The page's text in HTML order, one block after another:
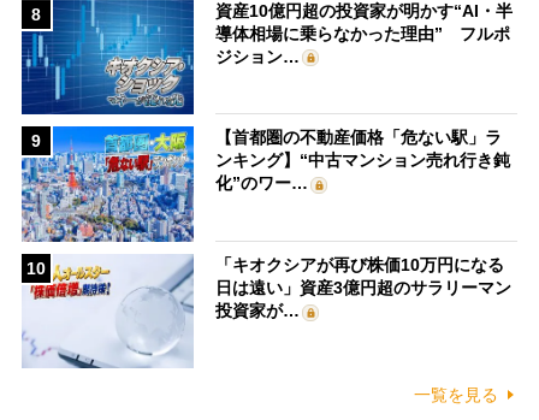
8
資産10億円超の投資家が明かす“AI・半
導体相場に乗らなかった理由” フルポ
ジション…
9
【首都圏の不動産価格「危ない駅」ラ
ンキング】“中古マンション売れ行き鈍
化”のワー…
10
「キオクシアが再び株価10万円になる
日は遠い」資産3億円超のサラリーマン
投資家が…
一覧を見る